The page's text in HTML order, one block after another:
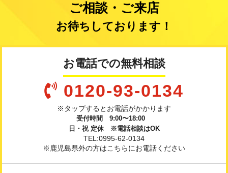
ご相談・ご来店
お待ちしております！
お電話での無料相談
0120-93-0134
※タップするとお電話がかかります
受付時間 9:00〜18:00
日・祝 定休 ※電話相談はOK
TEL:0995-62-0134
※鹿児島県外の方はこちらにお電話ください